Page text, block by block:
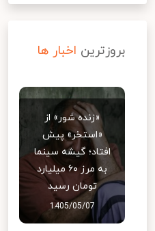
بروزترین اخبار ها
«زنده شور» از
«استخر» پیش
افتاد؛ گیشه سینما
به مرز ۶۰ میلیارد
تومان رسید
1405/05/07